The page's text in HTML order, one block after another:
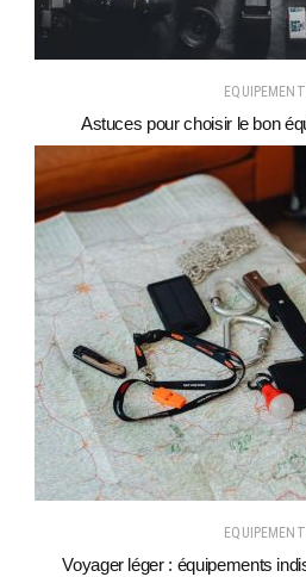
Astuces pour choisir le bon
Voyager léger : équipements